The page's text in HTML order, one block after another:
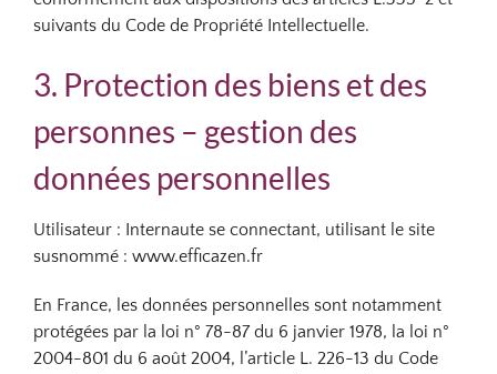
suivants du Code de Propriété Intellectuelle.
3. Protection des biens et des
personnes – gestion des
données personnelles
Utilisateur : Internaute se connectant, utilisant le site
susnommé : www.efficazen.fr
En France, les données personnelles sont notamment
protégées par la loi n° 78-87 du 6 janvier 1978, la loi n°
2004-801 du 6 août 2004, l’article L. 226-13 du Code